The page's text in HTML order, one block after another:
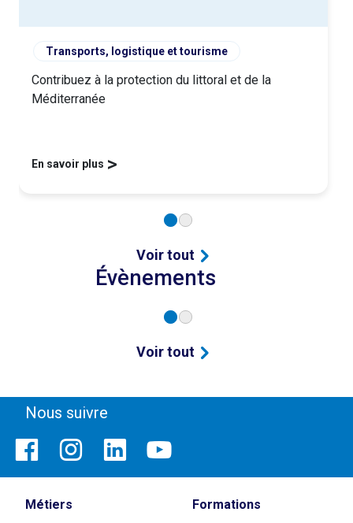
Transports, logistique et tourisme
Contribuez à la protection du littoral et de la
Méditerranée
En savoir plus >
Voir tout
Évènements
Voir tout
Nous suivre
Métiers
Formations